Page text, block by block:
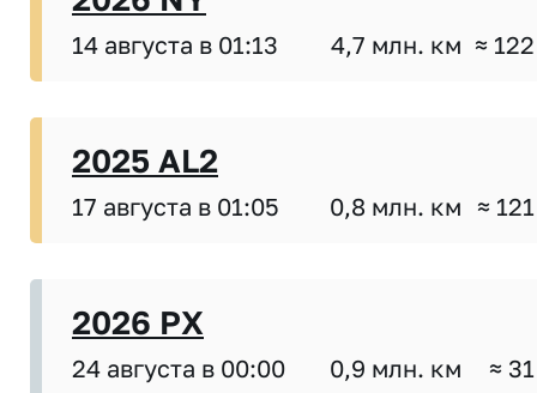
14 августа в 01:13 4,7 млн. км ≈
2025 AL2
17 августа в 01:05 0,8 млн. км ≈
2026 PX
24 августа в 00:00 0,9 млн. км ≈